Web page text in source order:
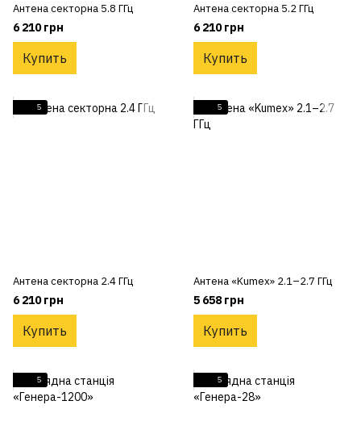
Антена секторна 5.8 ГГц
6 210 грн
Купить
Антена секторна 5.2 ГГц
6 210 грн
Купить
5
Антена секторна 2.4 ГГц
6 210 грн
Купить
5
Антена «Kumex» 2.1–2.7 ГГц
5 658 грн
Купить
5 5